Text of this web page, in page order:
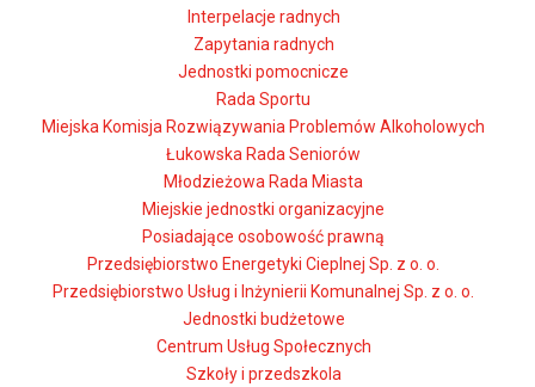
Interpelacje radnych
Zapytania radnych
Jednostki pomocnicze
Rada Sportu
Miejska Komisja Rozwiązywania Problemów Alkoholowych
Łukowska Rada Seniorów
Młodzieżowa Rada Miasta
Miejskie jednostki organizacyjne
Posiadające osobowość prawną
Przedsiębiorstwo Energetyki Cieplnej Sp. z o. o.
Przedsiębiorstwo Usług i Inżynierii Komunalnej Sp. z o. o.
Jednostki budżetowe
Centrum Usług Społecznych
Szkoły i przedszkola